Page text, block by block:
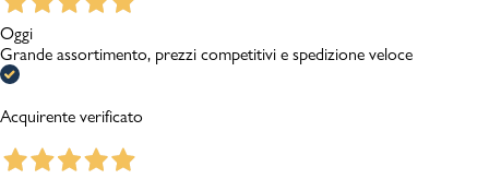
Oggi
Grande assortimento, prezzi competitivi e spedizione veloce
Acquirente verificato